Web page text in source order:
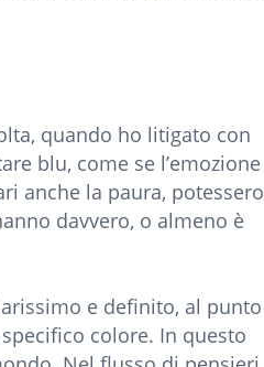
quando ho litigato con
blu, come se l’emozione
anche la paura, potessero
davvero, o almeno è
e definito, al punto
colore. In questo